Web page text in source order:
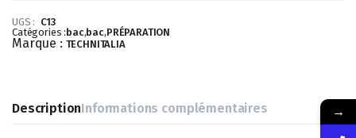
UGS : C13
Catégories :bac,bac,PRÉPARATION
Marque : TECHNITALIA
DescriptionInformations complémentaires →